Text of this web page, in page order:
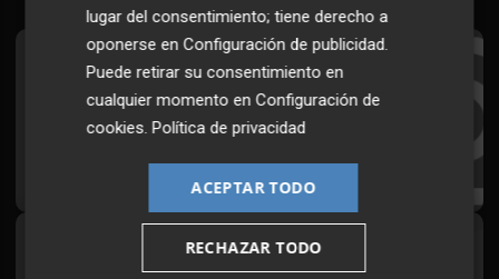
Suscríbete al Boletín
Todos los días a primera hora en tu email
¡Quiero suscribirme!
Síguenos en redes
lugar del consentimiento; tiene derecho a
oponerse enConfiguración de publicidad.
Puede retirar su consentimiento en
cualquier momento enConfiguración de
cookies.Política de privacidad
ACEPTAR TODO
RECHAZAR TODO